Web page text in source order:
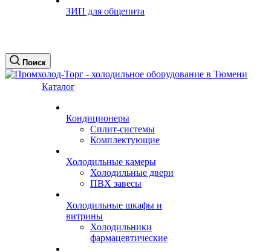
ЗИП для общепита
Поиск
Каталог
Кондиционеры
Сплит-системы
Комплектующие
Холодильные камеры
Холодильные двери
ПВХ завесы
Холодильные шкафы и
витрины
Холодильники
фармацевтические